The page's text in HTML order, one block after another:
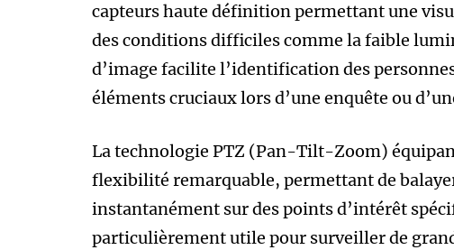
capteurs haute définition permettant une
des conditions difficiles comme la faible
d’image facilite l’identification des
éléments cruciaux lors d’une enquête ou
La technologie PTZ (Pan-Tilt-Zoom)
flexibilité remarquable, permettant de
instantanément sur des points d’intérêt
particulièrement utile pour surveiller de